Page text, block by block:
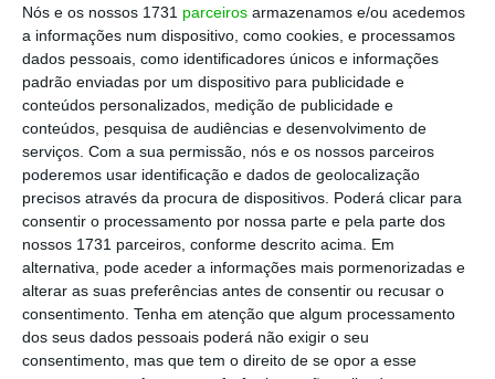
Nós e os nossos 1731 parceiros armazenamos e/ou acedemos
a informações num dispositivo, como cookies, e processamos
dados pessoais, como identificadores únicos e informações
padrão enviadas por um dispositivo para publicidade e
conteúdos personalizados, medição de publicidade e
conteúdos, pesquisa de audiências e desenvolvimento de
serviços. Com a sua permissão, nós e os nossos parceiros
poderemos usar identificação e dados de geolocalização
precisos através da procura de dispositivos. Poderá clicar para
consentir o processamento por nossa parte e pela parte dos
nossos 1731 parceiros, conforme descrito acima. Em
alternativa, pode aceder a informações mais pormenorizadas e
alterar as suas preferências antes de consentir ou recusar o
consentimento. Tenha em atenção que algum processamento
dos seus dados pessoais poderá não exigir o seu
consentimento, mas que tem o direito de se opor a esse